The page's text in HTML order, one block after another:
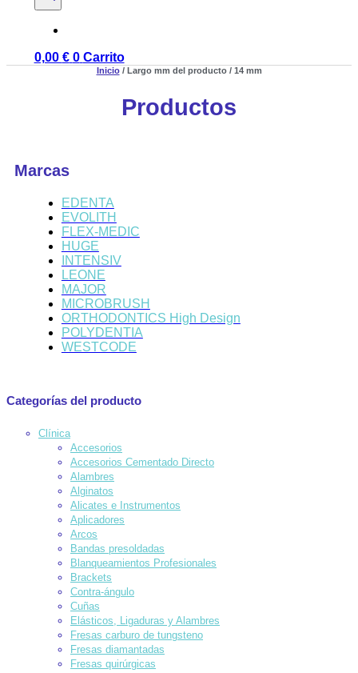
0,00 € 0 Carrito
Inicio/ Largo mm del producto / 14 mm
Productos
Marcas
EDENTA
EVOLITH
FLEX-MEDIC
HUGE
INTENSIV
LEONE
MAJOR
MICROBRUSH
ORTHODONTICS High Design
POLYDENTIA
WESTCODE
Categorías del producto
Clínica
Accesorios
Accesorios Cementado Directo
Alambres
Alginatos
Alicates e Instrumentos
Aplicadores
Arcos
Bandas presoldadas
Blanqueamientos Profesionales
Brackets
Contra-ángulo
Cuñas
Elásticos, Ligaduras y Alambres
Fresas carburo de tungsteno
Fresas diamantadas
Fresas quirúrgicas